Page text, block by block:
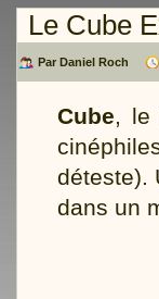
Le Cube
Par Daniel Roch
Cube, le
déteste).
dans un